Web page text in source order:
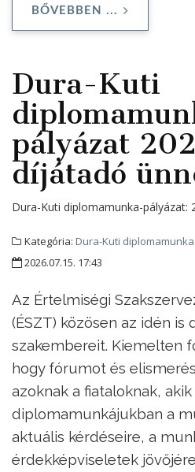
BŐVEBBEN ...
Dura-Kuti
pályázat
díjátadó
Dura-Kuti diplomamunka-pályázat:
Kategória: Dura-Kuti
2026.07.15. 17:43
Az Értelmiségi
(ÉSZT) közösen az idén is
szakembereit. Kiemelten
hogy fórumot és
azoknak a fiataloknak, akik
diplomamunkájukban a
aktuális kérdéseire, a
érdekképviseletek